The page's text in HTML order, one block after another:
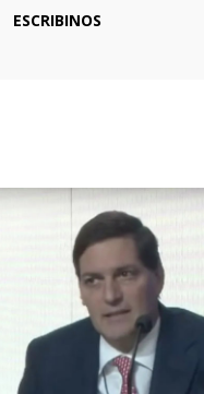
ESCRIBINOS